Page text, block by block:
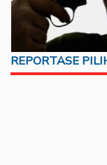
REPORTASE